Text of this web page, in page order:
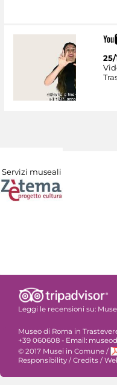
25/
Servizi museali
Leggi le recensioni su:
Museo di Roma in
+39 060608 - Email:
© 2017 Musei in Comune /
Responsibility / Credits /